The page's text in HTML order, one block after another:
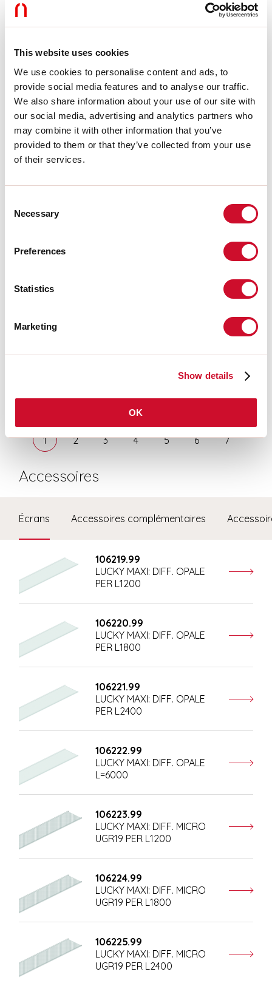
This website uses cookies
We use cookies to personalise content and ads, to
provide social media features and to analyse our traffic.
We also share information about your use of our site with
our social media, advertising and analytics partners who
may combine it with other information that you’ve
provided to them or that they’ve collected from your use
of their services.
Selection
Necessary
Preferences
Statistics
Marketing
Show details
OK
106202.01 + 106220.99
LUCKY MAXI: LED 54W 3K BIA
L=1800<br>LUCKY MAXI:
DIFF. OPALE PER L1800
106202.01 + 106224.99
LUCKY MAXI: LED 54W 3K BIA
L=1800<br>LUCKY MAXI:
DIFF. MICRO UGR19 PER
106202.02 + 106220.99
LUCKY MAXI: LED 72W 3K BIA
1
2 3 4 5 6 7
Accessoires
Écrans Accessoires complémentaires
106219.99
LUCKY MAXI: DIFF. OPALE
PER L1200
106220.99
LUCKY MAXI: DIFF. OPALE
PER L1800
106221.99
LUCKY MAXI: DIFF. OPALE
PER L2400
106222.99
LUCKY MAXI: DIFF. OPALE
L=6000
106223.99
LUCKY MAXI: DIFF. MICRO
UGR19 PER L1200
106224.99
LUCKY MAXI: DIFF. MICRO
UGR19 PER L1800
106225.99
LUCKY MAXI: DIFF. MICRO
UGR19 PER L2400